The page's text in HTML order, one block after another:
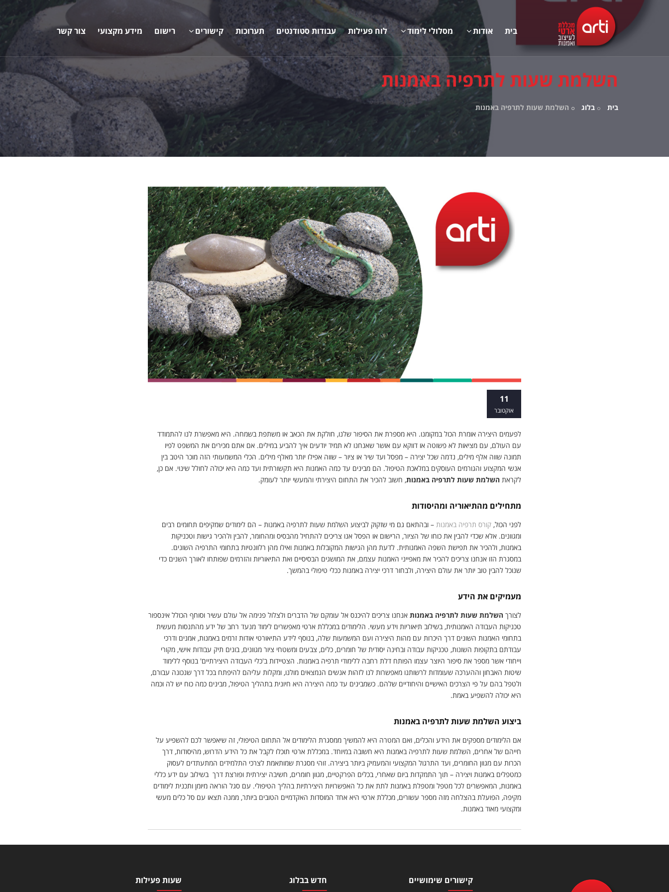
בית אודות מסלולי לימוד לוח פעילות עבודות סטודנטים תערוכות קישורים רישום מידע מקצועי צור קשר
​השלמת שעות לתרפיה באמנות
בית בלוג ​השלמת שעות לתרפיה באמנות
11
אוקטובר
לפעמים היצירה אומרת הכול במקומנו. היא מספרת את הסיפור שלנו, חולקת את הכאב או משתפת בשמחה. היא מאפשרת לנו להתמודד
עם העולם, עם מציאות לא פשוטה או דווקא עם אושר שאנחנו לא תמיד יודעים איך להביע במילים. אם אתם מכירים את המשפט לפיו
תמונה שווה אלף מילים, נדמה שכל יצירה – מפסל ועד שיר או ציור – שווה אפילו יותר מאלף מילים. הכלי המשמעותי הזה מוכר היטב בין
אנשי המקצוע והגורמים העוסקים במלאכת הטיפול. הם מבינים עד כמה האמנות היא תקשורתית ועד כמה היא יכולה לחולל שינוי. אם כן,
לקראת השלמת שעות לתרפיה באמנות, חשוב להכיר את התחום היצירתי והמעשי יותר לעומק.
מתחילים מהתיאוריה ומהיסודות
לפני הכול, קורס תרפיה באמנות – ובהתאם גם מי שזקוק לביצוע השלמת שעות לתרפיה באמנות – הם לימודים שמקיפים תחומים רבים
ומגוונים. אלא שכדי להבין את כוחו של הציור, הרישום או הפסל אנו צריכים להתחיל מהבסיס ומהחומר, להבין ולהכיר גישות וטכניקות
באמנות, ולהכיר את תפישת השפה האמנותית. לדעת מהן הגישות המקובלות באמנות ואילו מהן רלוונטיות בתחומי התרפיה השונים.
במסגרת הזו אנחנו צריכים להכיר את מאפייני האמנות עצמם, את המושגים הבסיסיים ואת התיאוריות והזרמים שפותחו לאורך השנים כדי
שנוכל להבין טוב יותר את עולם היצירה, ולבחור דרכי יצירה באמנות ככלי טיפולי בהמשך.
מעמיקים את הידע
לצורך השלמת שעות לתרפיה באמנות אנחנו צריכים להיכנס אל עומקם של הדברים ולצלול פנימה אל עולם עשיר וסוחף הכולל אינספור
טכניקות העבודה האמנותית, בשילוב תיאוריות וידע מעשי. הלימודים במכללת ארטי מאפשרים לימוד מנעד רחב של ידע מהתנסות מעשית
בתחומי האמנות השונים דרך היכרות עם מהות היצירה ועם המשמעות שלה, בנוסף לידע התיאורטי אודות זרמים באמנות, אמנים ודרכי
עבודתם בתקופות השונות, טכניקות עבודה ובחינה יסודית של חומרים, כלים, צבעים ומשטחי ציור מגוונים, בונים תיק עבודות אישי, מקורי
וייחודי אשר מספר את סיפור היוצר עצמו הפותח דלת רחבה ללימודי תרפיה באמנות. הצטיידות ב'כלי העבודה היצירתיים' בנוסף ללימוד
שיטות האבחון וההערכה שעומדות לרשותנו מאפשרות לנו לזהות אנשים הנמצאים מולנו, ומקלות עליהם להיפתח בכל דרך שנכונה עבורם,
ולטפל בהם על פי הצרכים האישיים והיחודיים שלהם. כשמבינים עד כמה היצירה היא חיונית בתהליך הטיפול, מבינים כמה כוח יש לה וכמה
היא יכולה להשפיע באמת.
ביצוע השלמת שעות לתרפיה באמנות
אם הלימודים מספקים את הידע והכלים, ואם המטרה היא להמשיך ממסגרת הלימודים אל התחום הטיפולי, זה שיאפשר לכם להשפיע על
חייהם של אחרים, השלמת שעות לתרפיה באמנות היא חשובה במיוחד. במכללת ארטי תוכלו לקבל את כל הידע הדרוש, מהיסודות, דרך
הכרות עם מגוון החומרים, ועד התרגול המקצועי והמעמיק ביותר ביצירה. זוהי מסגרת שמותאמת לצרכי התלמידים המתעתדים לעסוק
כמטפלים באמנות ויצירה – תוך התמקדות ביום שאחרי, בכלים הפרקטיים, מגוון חומרים, חשיבה יצירתית ופורצת דרך בשילוב עם ידע כללי
באמנות, המאפשרים לכל מטפל ומטפלת באמנות לתת את כל האפשרויות היצירתיות בהליך הטיפולי. עם סגל הוראה מיומן ותכנית לימודים
מקיפה, הפועלת בהצלחה מזה מספר עשורים, מכללת ארטי היא אחד המוסדות האקדמיים הטובים ביותר, ממנה תצאו עם סל כלים מעשי
ומקצועי מאוד באמנות.
קישורים שימושיים חדש בבלוג שעות פעילות